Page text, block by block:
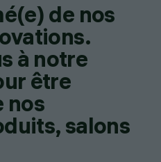
de nos
à notre
être
nos
salons